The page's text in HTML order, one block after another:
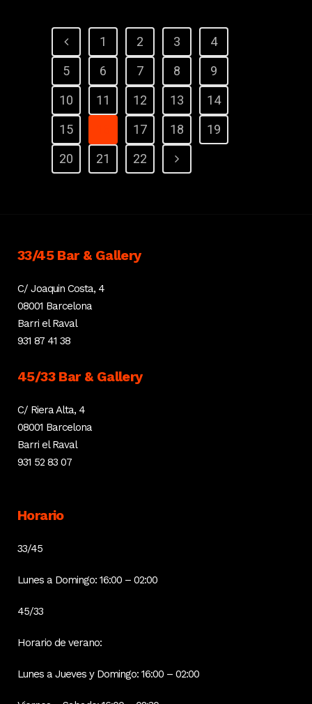
1 2 3
4
5
6 7 8
9
10
11 12 13
14
15
17 18
19
20
21 22
33/45 Bar & Gallery
C/ Joaquin Costa, 4
08001 Barcelona
Barri el Raval
931 87 41 38
45/33 Bar & Gallery
C/ Riera Alta, 4
08001 Barcelona
Barri el Raval
931 52 83 07
Horario
33/45
Lunes a Domingo: 16:00 – 02:00
45/33
Horario de verano:
Lunes a Jueves y Domingo: 16:00 – 02:00